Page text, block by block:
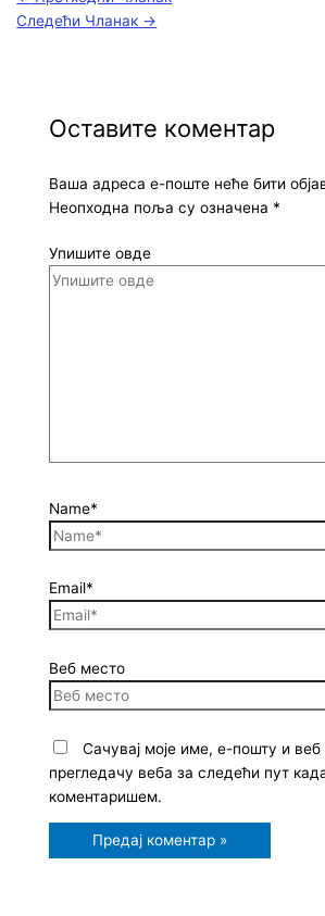
Следећи Чланак →
Оставите коментар
Ваша адреса е-поште неће бити
Неопходна поља су означена *
Упишите овде
Name*
Email*
Веб место
Сачувај моје име, е-пошту и
прегледачу веба за следећи пут
коментаришем.